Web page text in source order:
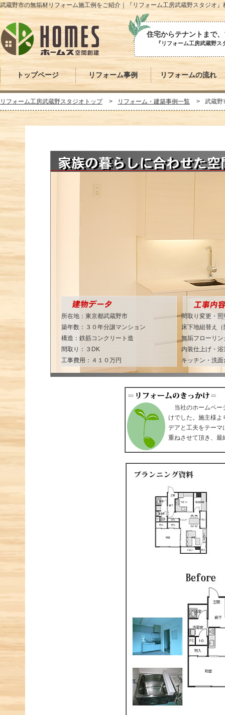
武蔵野市の無垢材リフォーム施工例をご紹介｜『リフォーム工房武蔵野スタジオ
住宅からテナントまで
『リフォーム工房武蔵野
トップページ リフォーム事例 リフォームの流れ
リフォーム工房武蔵野スタジオトップ リフォーム・建築事例一覧 武蔵野
所在地：東京都武蔵野市
間取り変更・照
築年数：３０年分譲マンション
床下地組替え
構造：鉄筋コンクリート造
無垢フローリン
間取り：３DK
内装仕上げ・
工事費用：４１０万円
キッチン・洗
当社のホームペー
けでした。施主様
デアと工夫をテーマ
重ねさせて頂き、最